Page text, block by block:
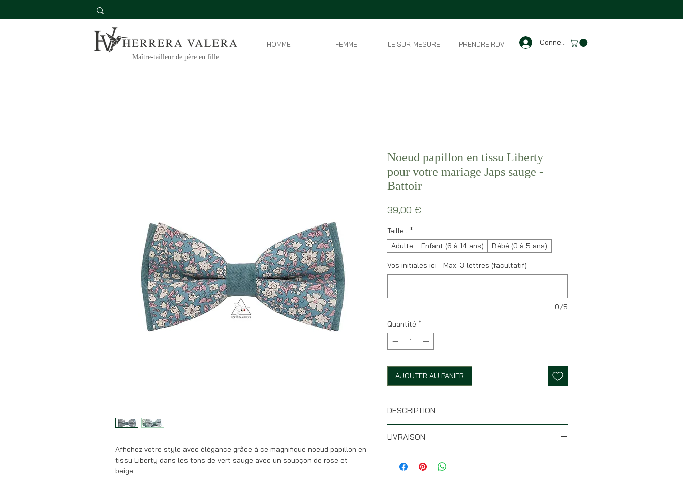
Maître-tailleur de père en fille
Connexion
HOMME FEMME LE SUR-MESURE PRENDRE RDV
Affichez votre style avec élégance grâce à ce magnifique noeud papillon en
tissu Liberty dans les tons de vert sauge avec un soupçon de rose et
beige.
Noeud papillon en tissu Liberty
pour votre mariage Japs sauge -
Battoir
39,00 €
Taille : *
Adulte
Enfant (6 à 14 ans) Bébé (0 à 5 ans)
Vos initiales ici - Max. 3 lettres (facultatif)
0/5
Quantité *
AJOUTER AU PANIER
DESCRIPTION
* Forme battoir
* Tour de cou ajustable allant de la taille XS à XXL (de
35cm à 58cm)
LIVRAISON
ta commande partira sous 24H. Nous postons du